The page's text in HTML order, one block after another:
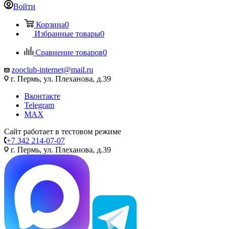
Войти
Корзина0
Избранные товары0
Сравнение товаров0
zooclub-internet@mail.ru
г. Пермь, ул. Плеханова, д.39
Вконтакте
Telegram
MAX
Сайт работает в тестовом режиме
+7 342 214-07-07
г. Пермь, ул. Плеханова, д.39